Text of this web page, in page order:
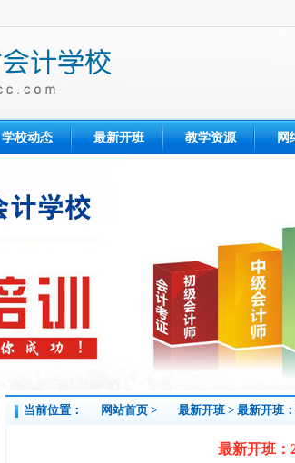
学校动态 最新开班 教学资源 网
当前位置： 网站首页 > 最新开班> 最新开班
最新开班：